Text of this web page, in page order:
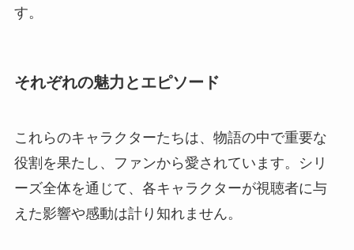
す。
それぞれの魅力とエピソード
これらのキャラクターたちは、物語の中で重要な
役割を果たし、ファンから愛されています。シリ
ーズ全体を通じて、各キャラクターが視聴者に与
えた影響や感動は計り知れません。